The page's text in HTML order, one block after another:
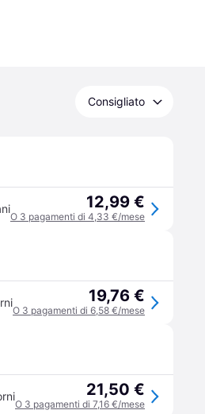
Consigliato
12,99 €
O 3 pagamenti di 4,33 €/mese
19,76 €
O 3 pagamenti di 6,58 €/mese
21,50 €
O 3 pagamenti di 7,16 €/mese